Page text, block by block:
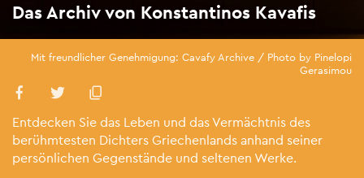
Das Archiv von Konstantinos Kavafis
Mit freundlicher Genehmigung: Cavafy Archive / Photo by Pinelopi
Gerasimou
Entdecken Sie das Leben und das Vermächtnis des
berühmtesten Dichters Griechenlands anhand seiner
persönlichen Gegenstände und seltenen Werke.